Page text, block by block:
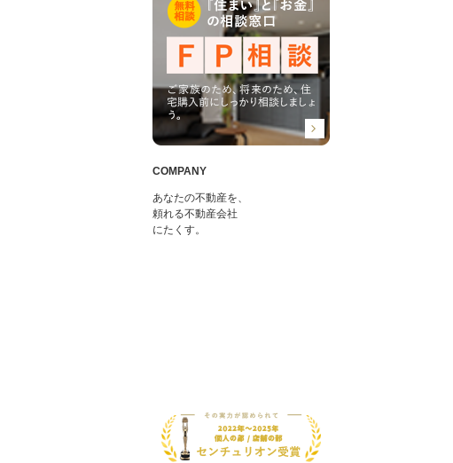
COMPANY
あなたの不動産を、
頼れる不動産会社
にたくす。